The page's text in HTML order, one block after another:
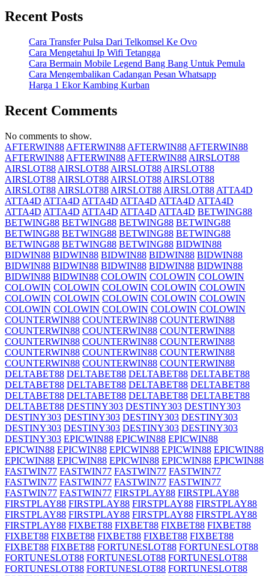
Recent Posts
Cara Transfer Pulsa Dari Telkomsel Ke Ovo
Cara Mengetahui Ip Wifi Tetangga
Cara Bermain Mobile Legend Bang Bang Untuk Pemula
Cara Mengembalikan Cadangan Pesan Whatsapp
Harga 1 Ekor Kambing Kurban
Recent Comments
No comments to show.
AFTERWIN88 AFTERWIN88 AFTERWIN88 AFTERWIN88
AFTERWIN88 AFTERWIN88 AFTERWIN88 AIRSLOT88
AIRSLOT88 AIRSLOT88 AIRSLOT88 AIRSLOT88
AIRSLOT88 AIRSLOT88 AIRSLOT88 AIRSLOT88
AIRSLOT88 AIRSLOT88 AIRSLOT88 AIRSLOT88 ATTA4D
ATTA4D ATTA4D ATTA4D ATTA4D ATTA4D ATTA4D
ATTA4D ATTA4D ATTA4D ATTA4D ATTA4D BETWING88
BETWING88 BETWING88 BETWING88 BETWING88
BETWING88 BETWING88 BETWING88 BETWING88
BETWING88 BETWING88 BETWING88 BIDWIN88
BIDWIN88 BIDWIN88 BIDWIN88 BIDWIN88 BIDWIN88
BIDWIN88 BIDWIN88 BIDWIN88 BIDWIN88 BIDWIN88
BIDWIN88 BIDWIN88 COLOWIN COLOWIN COLOWIN
COLOWIN COLOWIN COLOWIN COLOWIN COLOWIN
COLOWIN COLOWIN COLOWIN COLOWIN COLOWIN
COLOWIN COLOWIN COLOWIN COLOWIN COLOWIN
COUNTERWIN88 COUNTERWIN88 COUNTERWIN88
COUNTERWIN88 COUNTERWIN88 COUNTERWIN88
COUNTERWIN88 COUNTERWIN88 COUNTERWIN88
COUNTERWIN88 COUNTERWIN88 COUNTERWIN88
COUNTERWIN88 COUNTERWIN88 COUNTERWIN88
DELTABET88 DELTABET88 DELTABET88 DELTABET88
DELTABET88 DELTABET88 DELTABET88 DELTABET88
DELTABET88 DELTABET88 DELTABET88 DELTABET88
DELTABET88 DESTINY303 DESTINY303 DESTINY303
DESTINY303 DESTINY303 DESTINY303 DESTINY303
DESTINY303 DESTINY303 DESTINY303 DESTINY303
DESTINY303 EPICWIN88 EPICWIN88 EPICWIN88
EPICWIN88 EPICWIN88 EPICWIN88 EPICWIN88 EPICWIN88
EPICWIN88 EPICWIN88 EPICWIN88 EPICWIN88 EPICWIN88
FASTWIN77 FASTWIN77 FASTWIN77 FASTWIN77
FASTWIN77 FASTWIN77 FASTWIN77 FASTWIN77
FASTWIN77 FASTWIN77 FIRSTPLAY88 FIRSTPLAY88
FIRSTPLAY88 FIRSTPLAY88 FIRSTPLAY88 FIRSTPLAY88
FIRSTPLAY88 FIRSTPLAY88 FIRSTPLAY88 FIRSTPLAY88
FIRSTPLAY88 FIXBET88 FIXBET88 FIXBET88 FIXBET88
FIXBET88 FIXBET88 FIXBET88 FIXBET88 FIXBET88
FIXBET88 FIXBET88 FORTUNESLOT88 FORTUNESLOT88
FORTUNESLOT88 FORTUNESLOT88 FORTUNESLOT88
FORTUNESLOT88 FORTUNESLOT88 FORTUNESLOT88